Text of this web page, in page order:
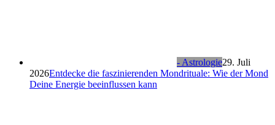
- Astrologie29. Juli
2026Entdecke die faszinierenden Mondrituale: Wie der Mond
Deine Energie beeinflussen kann